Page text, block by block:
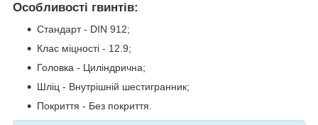
Особливості гвинтів:
Стандарт - DIN 912;
Клас міцності - 12.9;
Головка - Циліндрична;
Шліц - Внутрішній шестигранник;
Покриття - Без покриття.